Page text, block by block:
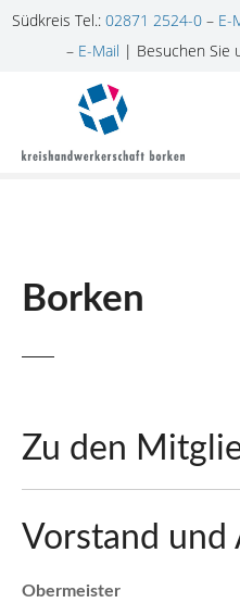
Südkreis Tel.: 02871 2524-0 – E-
– E-Mail | Besuchen Sie
Borken
Zu den
Vorstand und
Obermeister